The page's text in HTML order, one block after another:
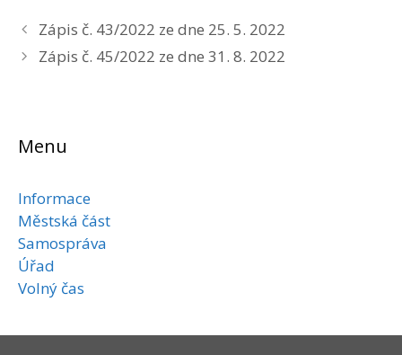
Zápis č. 43/2022 ze dne 25. 5. 2022
Zápis č. 45/2022 ze dne 31. 8. 2022
Menu
Informace
Městská část
Samospráva
Úřad
Volný čas